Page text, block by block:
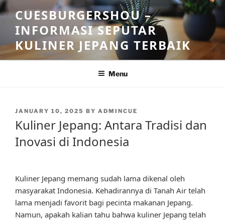
Skip
to
content
CUESBURGERSHOU –
INFORMASI SEPUTAR
KULINER JEPANG TERBAIK
Menu
POSTED
JANUARY 10, 2025 BY ADMINCUE
Kuliner Jepang: Antara Tradisi dan
Inovasi di Indonesia
Kuliner Jepang memang sudah lama dikenal oleh
masyarakat Indonesia. Kehadirannya di Tanah Air telah
lama menjadi favorit bagi pecinta makanan Jepang.
Namun, apakah kalian tahu bahwa kuliner Jepang telah